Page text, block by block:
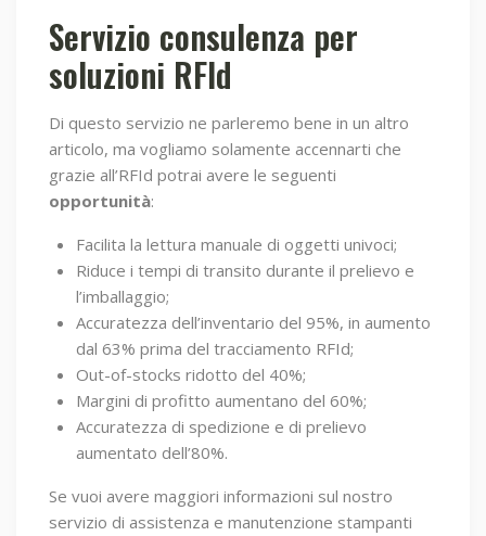
Servizio consulenza per
soluzioni RFId
Di questo servizio ne parleremo bene in un altro
articolo, ma vogliamo solamente accennarti che
grazie all’RFId potrai avere le seguenti
opportunità:
Facilita la lettura manuale di oggetti univoci;
Riduce i tempi di transito durante il prelievo e
l’imballaggio;
Accuratezza dell’inventario del 95%, in aumento
dal 63% prima del tracciamento RFId;
Out-of-stocks ridotto del 40%;
Margini di profitto aumentano del 60%;
Accuratezza di spedizione e di prelievo
aumentato dell’80%.
Se vuoi avere maggiori informazioni sul nostro
servizio di assistenza e manutenzione stampanti